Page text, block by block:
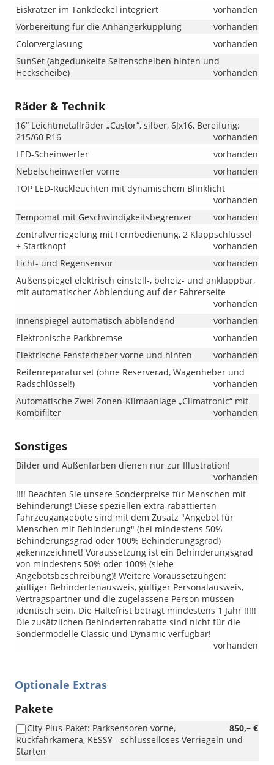
Eiskratzer im Tankdeckel integriert
vorhanden
Vorbereitung für die Anhängerkupplung
vorhanden
Colorverglasung
vorhanden
SunSet (abgedunkelte Seitenscheiben hinten und
Heckscheibe)
vorhanden
Räder & Technik
16“ Leichtmetallräder „Castor“, silber, 6Jx16, Bereifung:
215/60 R16
vorhanden
LED-Scheinwerfer
vorhanden
Nebelscheinwerfer vorne
vorhanden
TOP LED-Rückleuchten mit dynamischem Blinklicht
vorhanden
Tempomat mit Geschwindigkeitsbegrenzer
vorhanden
Zentralverriegelung mit Fernbedienung, 2 Klappschlüssel
+ Startknopf
vorhanden
Licht- und Regensensor
vorhanden
Außenspiegel elektrisch einstell-, beheiz- und anklappbar,
mit automatischer Abblendung auf der Fahrerseite
vorhanden
Innenspiegel automatisch abblendend
vorhanden
Elektronische Parkbremse
vorhanden
Elektrische Fensterheber vorne und hinten
vorhanden
Reifenreparaturset (ohne Reserverad, Wagenheber und
Radschlüssel!)
vorhanden
Automatische Zwei-Zonen-Klimaanlage „Climatronic“ mit
Kombifilter
vorhanden
Sonstiges
Bilder und Außenfarben dienen nur zur Illustration!
vorhanden
!!!! Beachten Sie unsere Sonderpreise für Menschen mit
Behinderung! Diese speziellen extra rabattierten
Fahrzeugangebote sind mit dem Zusatz "Angebot für
Menschen mit Behinderung" (bei mindestens 50%
Behinderungsgrad oder 100% Behinderungsgrad)
gekennzeichnet! Voraussetzung ist ein Behinderungsgrad
von mindestens 50% oder 100% (siehe
Angebotsbeschreibung)! Weitere Voraussetzungen:
gültiger Behindertenausweis, gültiger Personalausweis,
Vertragspartner und die zugelassene Person müssen
identisch sein. Die Haltefrist beträgt mindestens 1 Jahr !!!!!
Die zusätzlichen Behindertenrabatte sind nicht für die
Sondermodelle Classic und Dynamic verfügbar!
vorhanden
Optionale Extras
Pakete
850,– €
City-Plus-Paket: Parksensoren vorne,
Rückfahrkamera, KESSY - schlüsselloses Verriegeln und
Starten